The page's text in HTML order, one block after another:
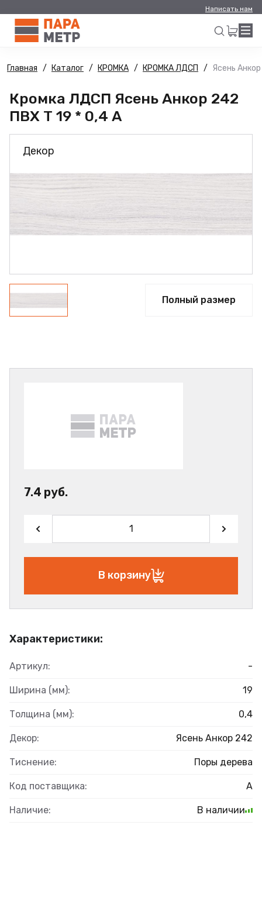
Написать нам
Искать
Главная Каталог КРОМКА КРОМКА ЛДСП Ясень
Кромка ЛДСП Ясень Анкор 242
ПВХ Т 19 * 0,4 А
Декор
Полный размер
Характеристики:
Артикул: -
Ширина (мм): 19
Толщина (мм): 0,4
Декор: Ясень Анкор 242
Тиснение: Поры дерева
Код поставщика: А
Наличие: В наличии
7.4 руб.
В корзину